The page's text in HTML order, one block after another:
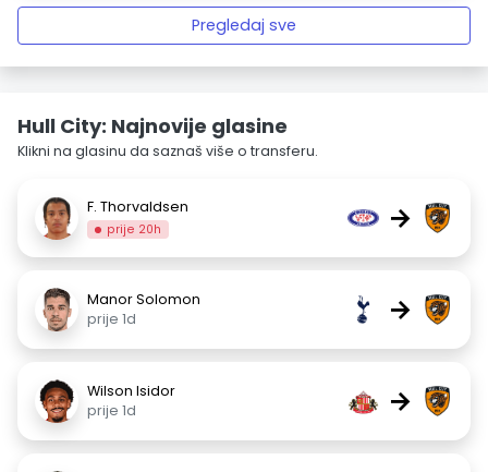
Pregledaj sve
Hull City: Najnovije glasine
Klikni na glasinu da saznaš više o transferu.
F. Thorvaldsen
prije 20h →
Manor Solomon
prije 1d
→
Wilson Isidor
prije 1d
→